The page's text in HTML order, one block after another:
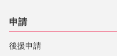
申請
後援申請